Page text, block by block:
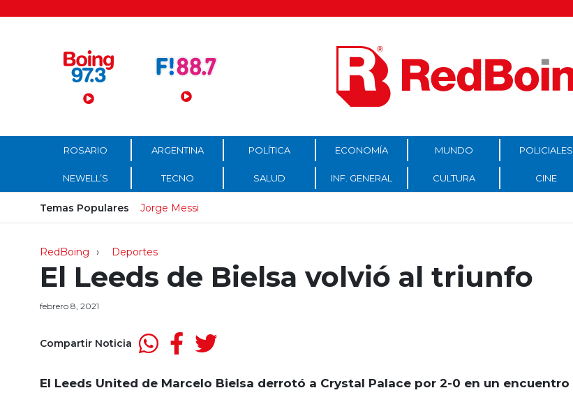
Menú Principal
ROSARIO ARGENTINA POLÍTICA ECONOMÍA MUNDO POLICIALES
NEWELL’S TECNO SALUD INF. GENERAL CULTURA CINE
Temas Populares Jorge Messi
RedBoing Deportes
El Leeds de Bielsa volvió al triunfo
febrero 8, 2021
Compartir Noticia
El Leeds United de Marcelo Bielsa derrotó a Crystal Palace por 2-0 en un encuentro